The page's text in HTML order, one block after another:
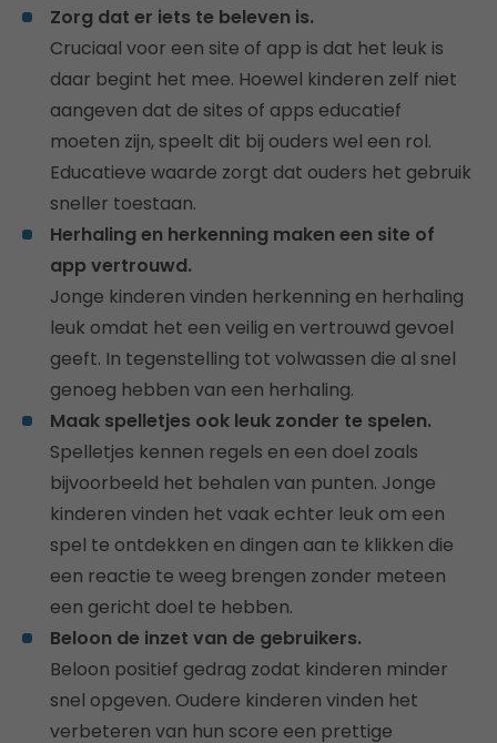
Zorg dat er iets te beleven is.
Cruciaal voor een site of app is dat het leuk is
daar begint het mee. Hoewel kinderen zelf niet
aangeven dat de sites of apps educatief
moeten zijn, speelt dit bij ouders wel een rol.
Educatieve waarde zorgt dat ouders het gebruik
sneller toestaan.
Herhaling en herkenning maken een site of
app vertrouwd.
Jonge kinderen vinden herkenning en herhaling
leuk omdat het een veilig en vertrouwd gevoel
geeft. In tegenstelling tot volwassen die al snel
genoeg hebben van een herhaling.
Maak spelletjes ook leuk zonder te spelen.
Spelletjes kennen regels en een doel zoals
bijvoorbeeld het behalen van punten. Jonge
kinderen vinden het vaak echter leuk om een
spel te ontdekken en dingen aan te klikken die
een reactie te weeg brengen zonder meteen
een gericht doel te hebben.
Beloon de inzet van de gebruikers.
Beloon positief gedrag zodat kinderen minder
snel opgeven. Oudere kinderen vinden het
verbeteren van hun score een prettige